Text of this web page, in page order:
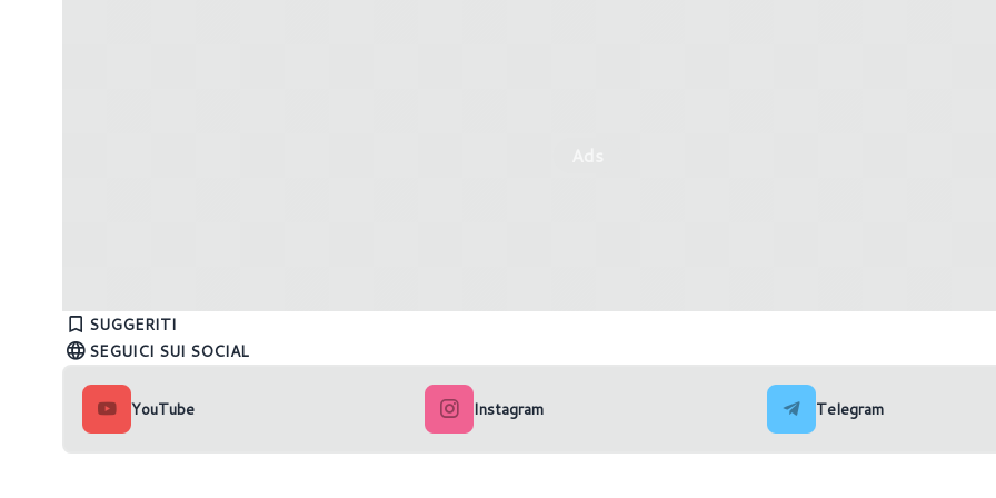
SUGGERITI
in bundle con dissipatore e RAM
DDR5!
di rispolverare le care, vecchie, DDR3!
Quanto durerà la crisi
SEGUICI SUI SOCIAL
YouTube Instagram Telegram